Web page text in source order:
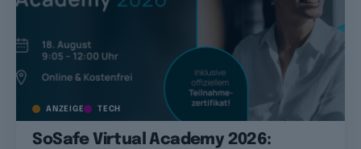
ANZEIGE TECH
SoSafe Virtual Academy 2026: